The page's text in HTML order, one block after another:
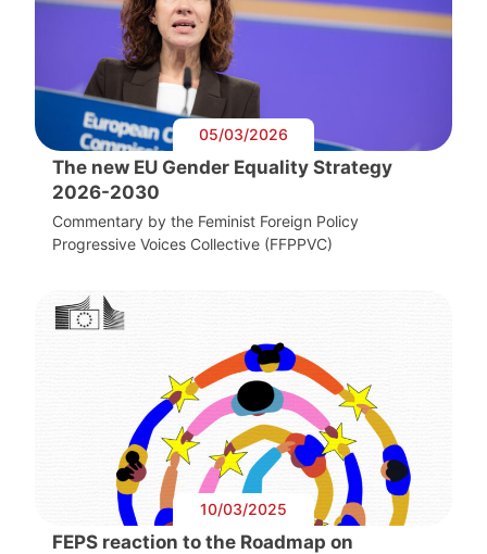
05/03/2026
The new EU Gender Equality Strategy
2026-2030
Commentary by the Feminist Foreign Policy
Progressive Voices Collective (FFPPVC)
10/03/2025
FEPS reaction to the Roadmap on